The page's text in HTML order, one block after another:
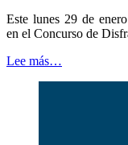
Este lunes 29 de
en el Concurso de
Lee más…